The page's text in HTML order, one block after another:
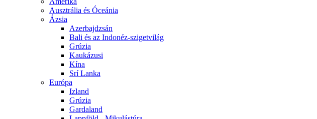
Ausztrália és Óceánia
Ázsia
Azerbajdzsán
Bali és az Indonéz-szigetvilág
Grúzia
Kaukázusi
Kína
Srí Lanka
Európa
Izland
Grúzia
Gardaland